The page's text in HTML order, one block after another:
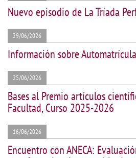
Nuevo episodio de La Tríada
29/06/2026
Información sobre
25/06/2026
Bases al Premio artículos
Facultad, Curso 2025-2026
16/06/2026
Encuentro con ANECA: